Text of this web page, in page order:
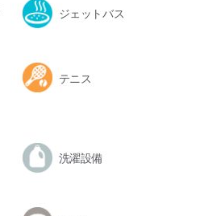
ジェットバス
テニス
洗濯設備